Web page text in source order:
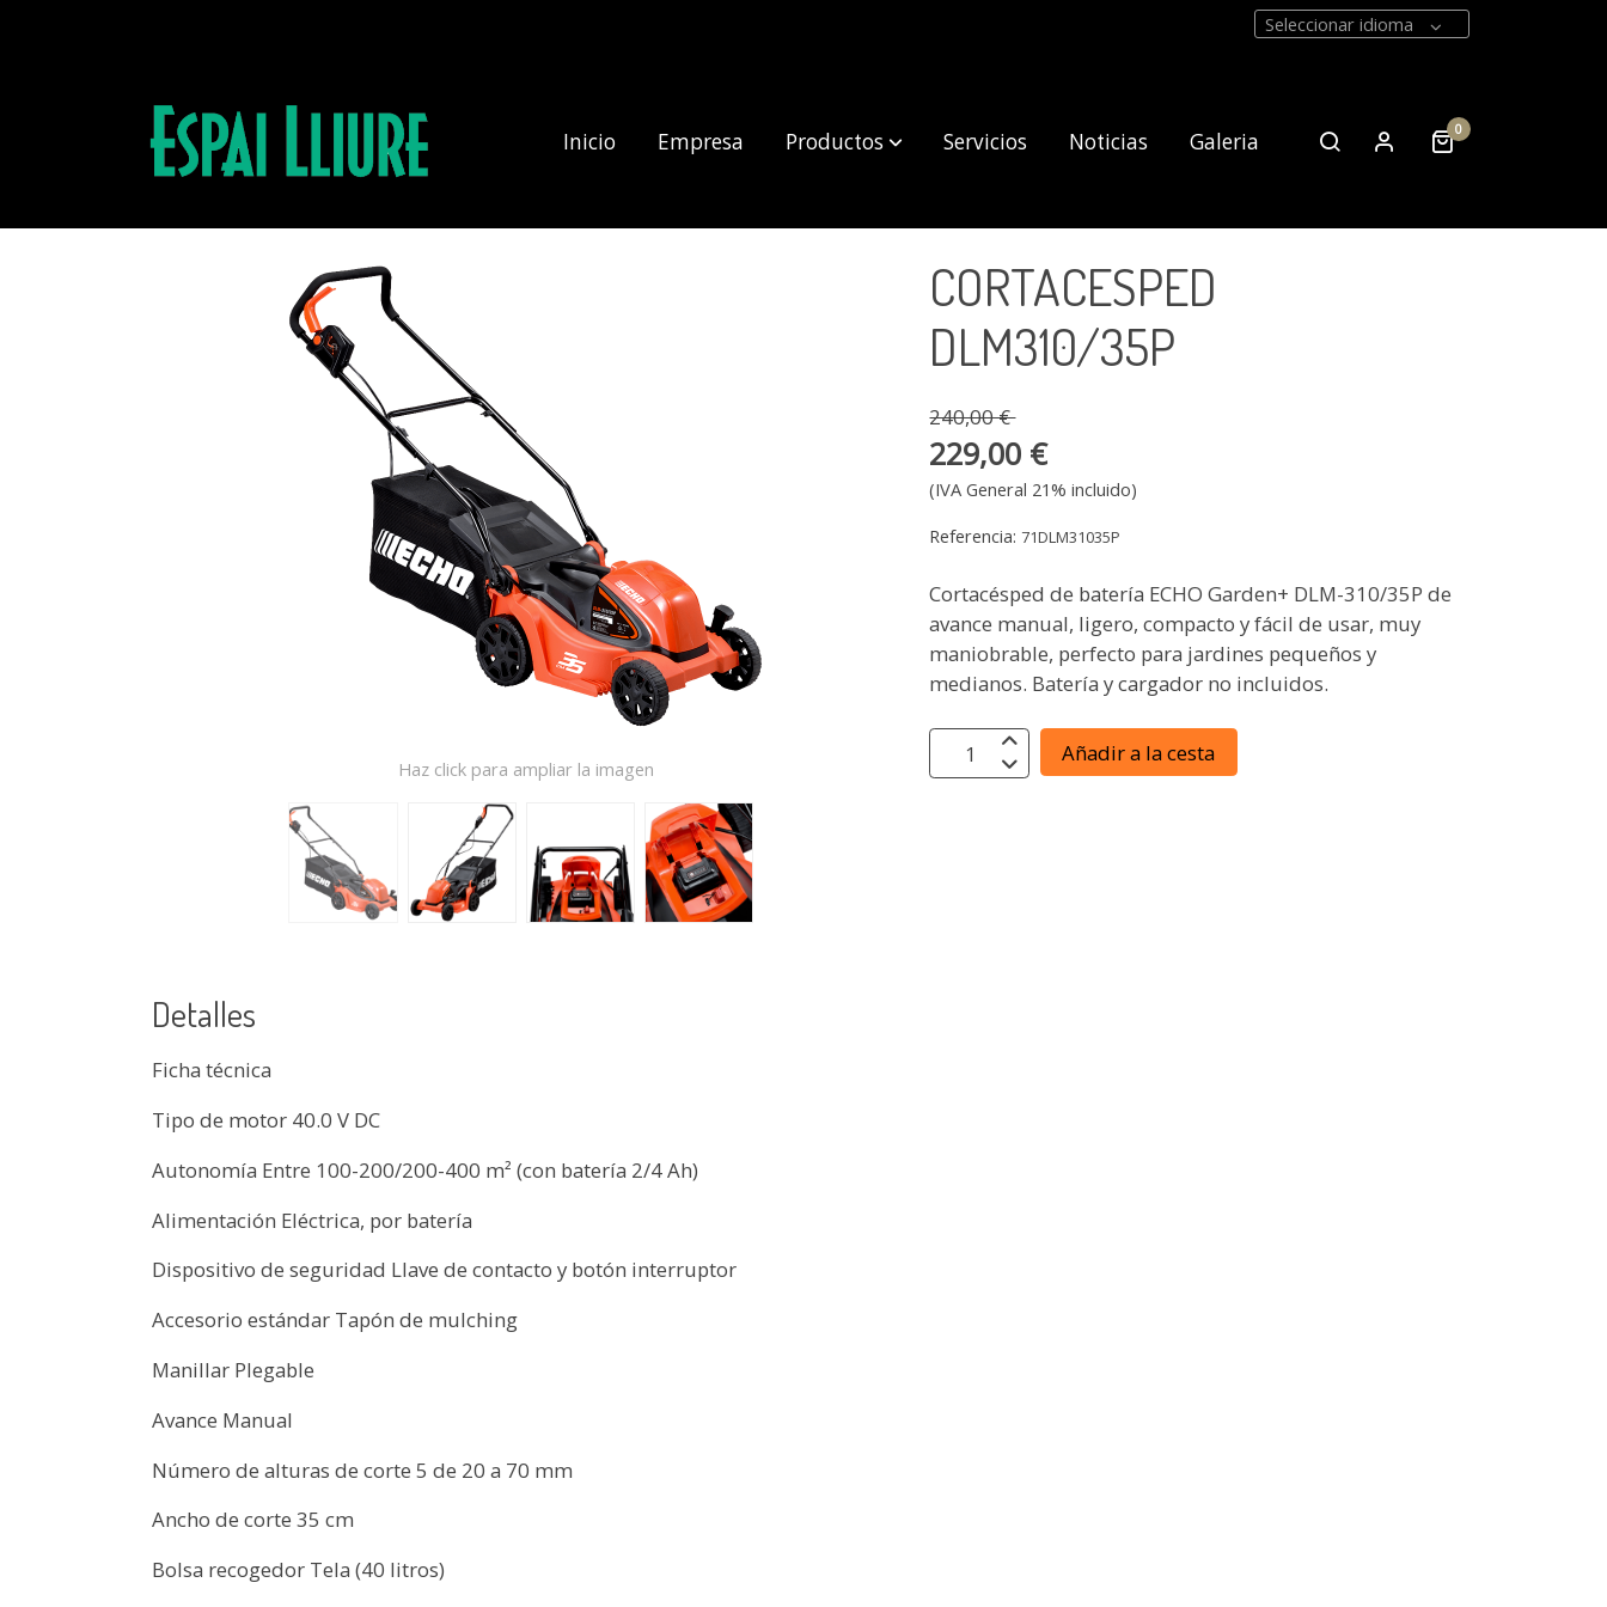
Seleccionar idioma
Inicio Empresa Productos Servicios Noticias Galeria
Contacto
0
Productos CORTACESPED DLM310/35P
Haz click para ampliar la imagen
Detalles
Ficha técnica
Tipo de motor 40.0 V DC
Autonomía Entre 100-200/200-400 m² (con batería 2/4 Ah)
Alimentación Eléctrica, por batería
Dispositivo de seguridad Llave de contacto y botón interruptor
Accesorio estándar Tapón de mulching
Manillar Plegable
Avance Manual
Número de alturas de corte 5 de 20 a 70 mm
Ancho de corte 35 cm
Bolsa recogedor Tela (40 litros)
CORTACESPED
DLM310/35P
240,00 €
229,00 €
(IVA General 21% incluido)
Referencia: 71DLM31035P
Cortacésped de batería ECHO Garden+ DLM-310/35P de
avance manual, ligero, compacto y fácil de usar, muy
maniobrable, perfecto para jardines pequeños y
medianos. Batería y cargador no incluidos.
Añadir a la cesta